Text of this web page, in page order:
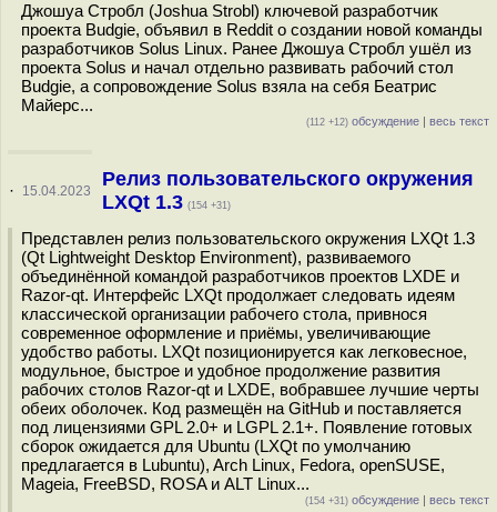
Джошуа Стробл (Joshua Strobl) ключевой разработчик
проекта Budgie, объявил в Reddit о создании новой команды
разработчиков Solus Linux. Ранее Джошуа Стробл ушёл из
проекта Solus и начал отдельно развивать рабочий стол
Budgie, а сопровождение Solus взяла на себя Беатрис
Майерс...
(112 +12) обсуждение | весь текст
· 15.04.2023
Релиз пользовательского окружения
LXQt 1.3 (154 +31)
Представлен релиз пользовательского окружения LXQt 1.3
(Qt Lightweight Desktop Environment), развиваемого
объединённой командой разработчиков проектов LXDE и
Razor-qt. Интерфейс LXQt продолжает следовать идеям
классической организации рабочего стола, привнося
современное оформление и приёмы, увеличивающие
удобство работы. LXQt позиционируется как легковесное,
модульное, быстрое и удобное продолжение развития
рабочих столов Razor-qt и LXDE, вобравшее лучшие черты
обеих оболочек. Код размещён на GitHub и поставляется
под лицензиями GPL 2.0+ и LGPL 2.1+. Появление готовых
сборок ожидается для Ubuntu (LXQt по умолчанию
предлагается в Lubuntu), Arch Linux, Fedora, openSUSE,
Mageia, FreeBSD, ROSA и ALT Linux...
(154 +31) обсуждение | весь текст